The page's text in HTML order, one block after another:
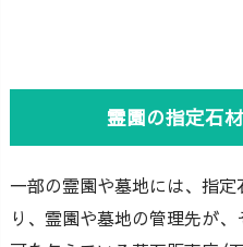
霊園の指定石
一部の霊園や墓地には、指
り、霊園や墓地の管理先が